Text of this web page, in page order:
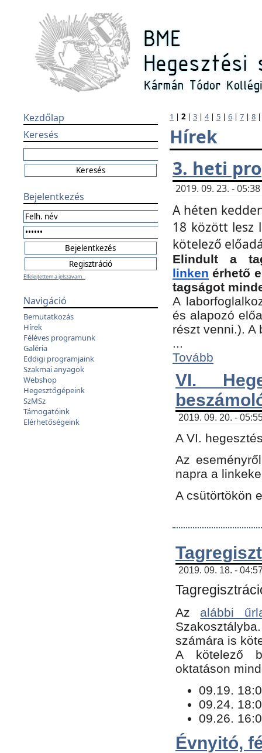
Kezdőlap
Keresés
Bejelentkezés
Elfelejtettem a jelszavam...
Navigáció
Bemutatkozás
Hírek
Féléves programunk
Galéria
Eddigi programjaink
Szakmai anyagok
Webshop
Hegesztőgépeink
SzMSz
Támogatóink
Elérhetőségeink
1 | 2 | 3 | 4| 5 | 6 | 7 | 8
Hírek
3. heti
2019. 09. 23. -
A héten
18 között lesz
kötelező
Elindult a
linken érhető
tagságot
A
és alapozó
részt venni.).
...
Tovább
VI.
2019. 09. 20. -
A VI.
Az
napra a
A csütörtökön
2019. 09. 18. -
Az alábbi
számára is
​A kötelező
oktatáson
09.19.
09.24.
09.26.
Évnyitó,